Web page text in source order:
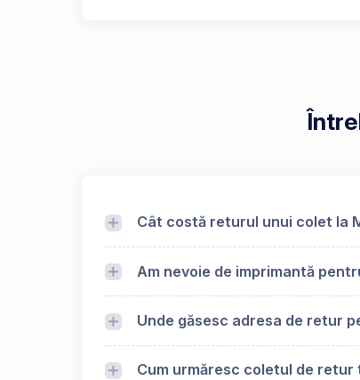
Cât costă returul unui colet la
Am nevoie de imprimantă
Unde găsesc adresa de retur
Cum urmăresc coletul de